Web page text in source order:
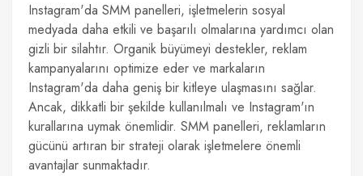
Instagram'da SMM panelleri, işletmelerin sosyal
medyada daha etkili ve başarılı olmalarına yardımcı olan
gizli bir silahtır. Organik büyümeyi destekler, reklam
kampanyalarını optimize eder ve markaların
Instagram'da daha geniş bir kitleye ulaşmasını sağlar.
Ancak, dikkatli bir şekilde kullanılmalı ve Instagram'ın
kurallarına uymak önemlidir. SMM panelleri, reklamların
gücünü artıran bir strateji olarak işletmelere önemli
avantajlar sunmaktadır.